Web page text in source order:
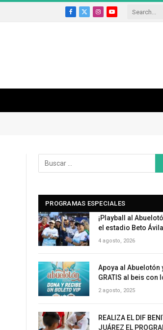
Facebook
X
InstagramYouTube
PROGRAMAS ESPECIALES
¡Playball al
el estadio Beto
4 agosto, 2026
Apoya al Abuelotón
GRATIS al beis con
2 agosto, 2025
REALIZA EL DIF
JUÁREZ EL